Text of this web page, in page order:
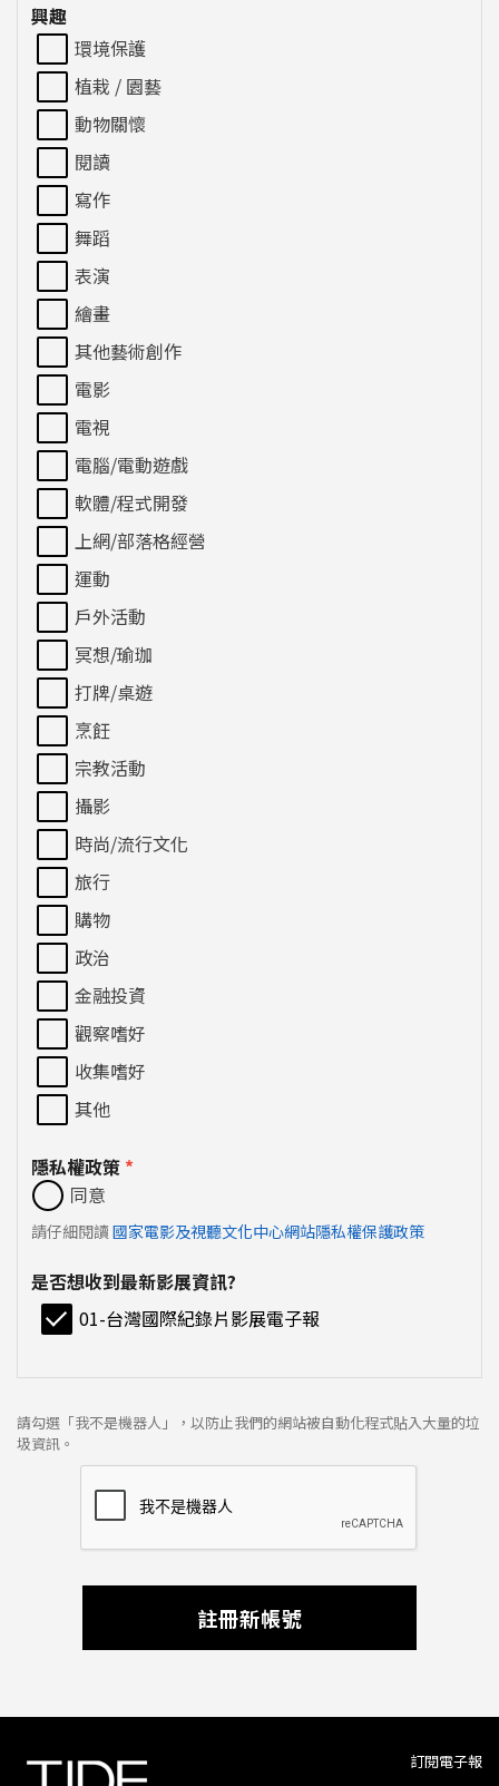
興趣
環境保護
植栽 / 園藝
動物關懷
閱讀
寫作
舞蹈
表演
繪畫
其他藝術創作
電影
電視
電腦/電動遊戲
軟體/程式開發
上網/部落格經營
運動
戶外活動
冥想/瑜珈
打牌/桌遊
烹飪
宗教活動
攝影
時尚/流行文化
旅行
購物
政治
金融投資
觀察嗜好
收集嗜好
其他
隱私權政策 *
同意
請仔細閱讀 國家電影及視聽文化中心網站隱私權保護政策
是否想收到最新影展資訊?
01-台灣國際紀錄片影展電子報
請勾選「我不是機器人」，以防止我們的網站被自動化程式貼入大量的垃
圾資訊。
註冊新帳號
訂閱電子報